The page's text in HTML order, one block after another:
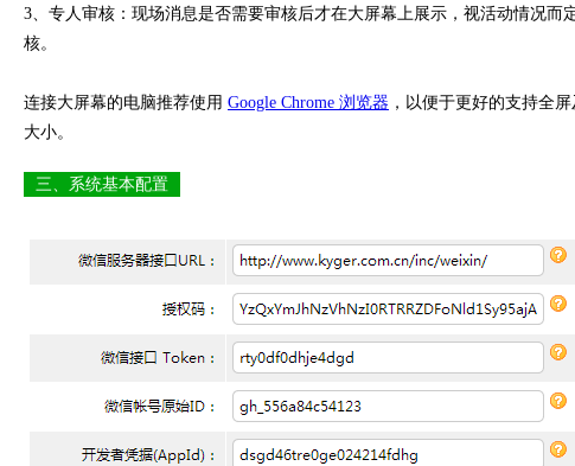
3、专人审核：现场消息是否需要审核后才在大屏幕上展示，视活动情况
核。
连接大屏幕的电脑推荐使用 Google Chrome 浏览器 ，以便于更好的支持全
大小。
三、系统基本配置